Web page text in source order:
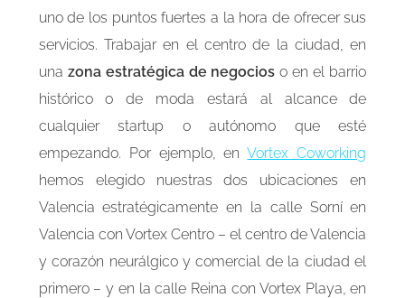
uno de los puntos fuertes a la hora de ofrecer sus
servicios. Trabajar en el centro de la ciudad, en
una zona estratégica de negocios o en el barrio
histórico o de moda estará al alcance de
cualquier startup o autónomo que esté
empezando. Por ejemplo, enVortex Coworking
hemos elegido nuestras dos ubicaciones en
Valencia estratégicamente en la calle Sorní en
Valencia con Vortex Centro – el centro de Valencia
y corazón neurálgico y comercial de la ciudad el
primero – y en la calle Reina con Vortex Playa, en